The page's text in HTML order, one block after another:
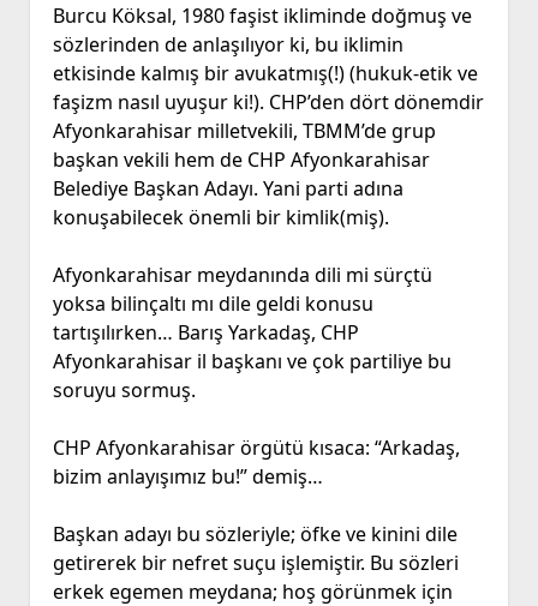
Burcu Köksal, 1980 faşist ikliminde doğmuş ve
sözlerinden de anlaşılıyor ki, bu iklimin
etkisinde kalmış bir avukatmış(!) (hukuk-etik ve
faşizm nasıl uyuşur ki!). CHP’den dört dönemdir
Afyonkarahisar milletvekili, TBMM’de grup
başkan vekili hem de CHP Afyonkarahisar
Belediye Başkan Adayı. Yani parti adına
konuşabilecek önemli bir kimlik(miş).
Afyonkarahisar meydanında dili mi sürçtü
yoksa bilinçaltı mı dile geldi konusu
tartışılırken… Barış Yarkadaş, CHP
Afyonkarahisar il başkanı ve çok partiliye bu
soruyu sormuş.
CHP Afyonkarahisar örgütü kısaca: “Arkadaş,
bizim anlayışımız bu!” demiş…
Başkan adayı bu sözleriyle; öfke ve kinini dile
getirerek bir nefret suçu işlemiştir. Bu sözleri
erkek egemen meydana; hoş görünmek için